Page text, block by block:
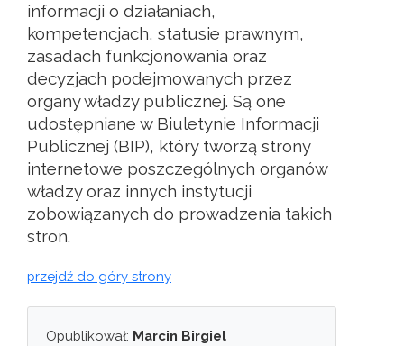
informacji o działaniach,
kompetencjach, statusie prawnym,
zasadach funkcjonowania oraz
decyzjach podejmowanych przez
organy władzy publicznej. Są one
udostępniane w Biuletynie Informacji
Publicznej (BIP), który tworzą strony
internetowe poszczególnych organów
władzy oraz innych instytucji
zobowiązanych do prowadzenia takich
stron.
przejdź do góry strony
Opublikował: Marcin Birgiel